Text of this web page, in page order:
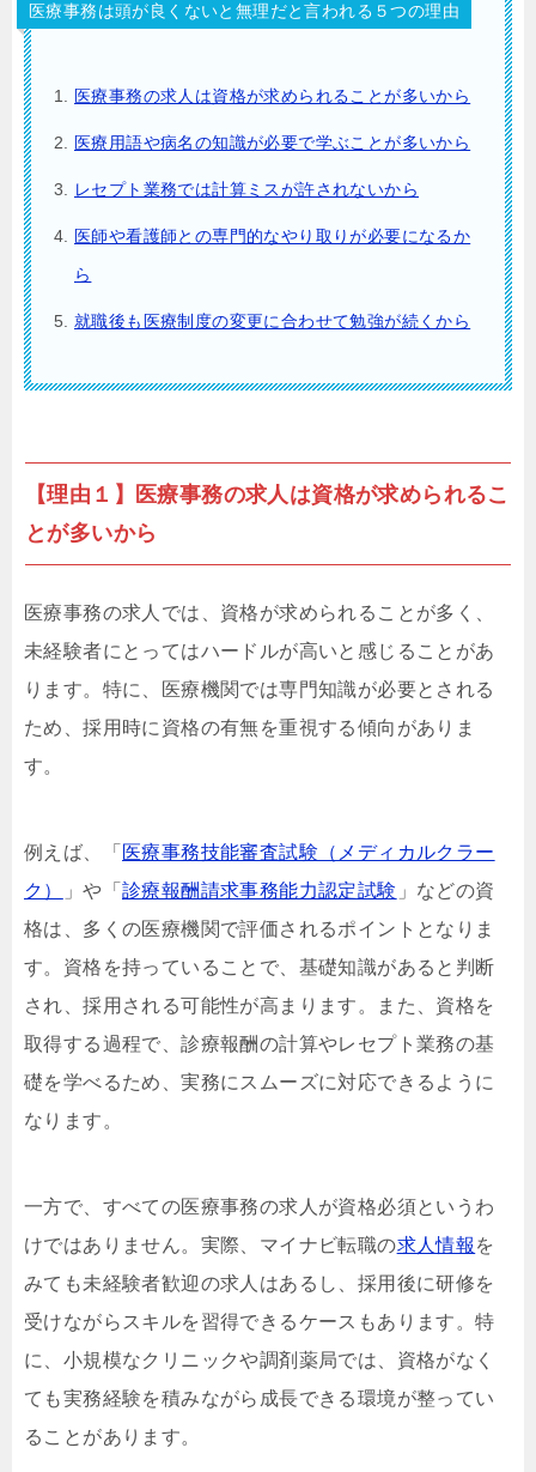
医療事務は頭が良くないと無理だと言われる５つの理由
医療事務の求人は資格が求められることが多いから
医療用語や病名の知識が必要で学ぶことが多いから
レセプト業務では計算ミスが許されないから
医師や看護師との専門的なやり取りが必要になるか
ら
就職後も医療制度の変更に合わせて勉強が続くから
【理由１】医療事務の求人は資格が求められるこ
とが多いから
医療事務の求人では、資格が求められることが多く、
未経験者にとってはハードルが高いと感じることがあ
ります。特に、医療機関では専門知識が必要とされる
ため、採用時に資格の有無を重視する傾向がありま
す。
例えば、「 医療事務技能審査試験（メディカルクラー
ク）
」や「診療報酬請求事務能力認定試験 」などの資
格は、多くの医療機関で評価されるポイントとなりま
す。資格を持っていることで、基礎知識があると判断
され、採用される可能性が高まります。また、資格を
取得する過程で、診療報酬の計算やレセプト業務の基
礎を学べるため、実務にスムーズに対応できるように
なります。
一方で、すべての医療事務の求人が資格必須というわ
けではありません。実際、マイナビ転職の求人情報 を
みても未経験者歓迎の求人はあるし、採用後に研修を
受けながらスキルを習得できるケースもあります。特
に、小規模なクリニックや調剤薬局では、資格がなく
ても実務経験を積みながら成長できる環境が整ってい
ることがあります。